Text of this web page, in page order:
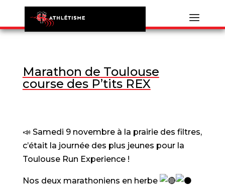
Marathon de Toulouse
course des P’tits REX
📣 Samedi 9 novembre à la prairie des filtres,
c’était la journée des plus jeunes pour la
Toulouse Run Experience !
Nos deux marathoniens en herbe